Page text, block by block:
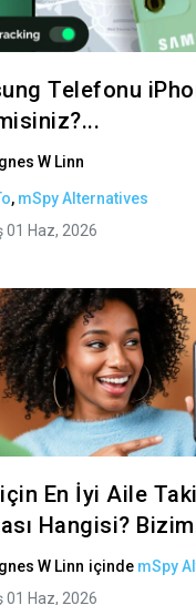
Telefonu
W Linn
, mSpy Alternatives
01 Haz, 2026
En İyi Aile
Hangisi?
W Linn içinde mSpy
01 Haz, 2026